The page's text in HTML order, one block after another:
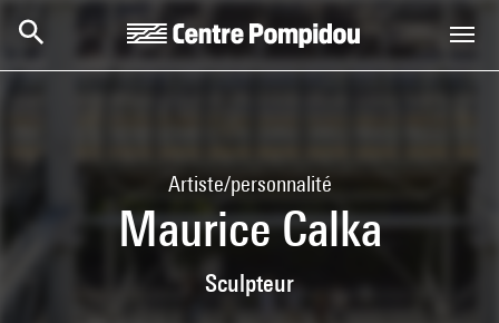
Artiste/personnalité
Maurice Calka
Sculpteur